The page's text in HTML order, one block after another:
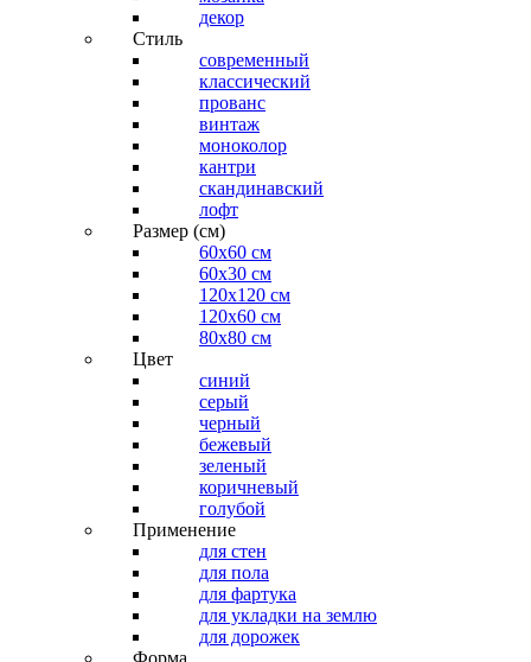
декор
Стиль
современный
классический
прованс
винтаж
моноколор
кантри
скандинавский
лофт
Размер (см)
60х60 см
60x30 см
120x120 см
120x60 см
80x80 см
Цвет
синий
серый
черный
бежевый
зеленый
коричневый
голубой
Применение
для стен
для пола
для фартука
для укладки на землю
для дорожек
Форма